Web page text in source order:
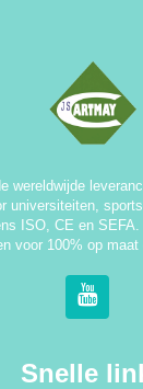
wereldwijde
universiteiten,
ISO, CE en
voor 100% op maat
Snelle